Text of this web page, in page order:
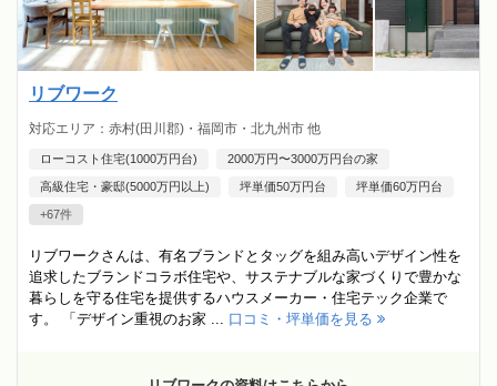
リブワーク
対応エリア：赤村(田川郡)・福岡市・北九州市 他
ローコスト住宅(1000万円台) 2000万円〜3000万円台の家
高級住宅・豪邸(5000万円以上) 坪単価50万円台 坪単価60万円台
+67件
リブワークさんは、有名ブランドとタッグを組み高いデザイン性を
追求したブランドコラボ住宅や、サステナブルな家づくりで豊かな
暮らしを守る住宅を提供するハウスメーカー・住宅テック企業で
す。 「デザイン重視のお家 ... 口コミ・坪単価を見る